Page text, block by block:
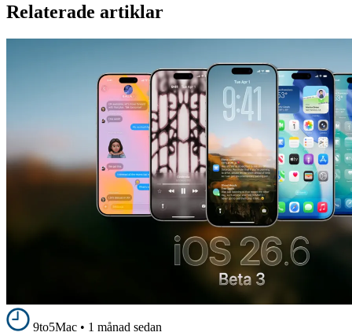
Relaterade artiklar
9to5Mac • 1 månad sedan